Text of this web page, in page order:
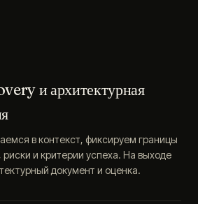
и архитектурная
в контекст, фиксируем границы
риски и критерии успеха. На выходе
документ и оценка.